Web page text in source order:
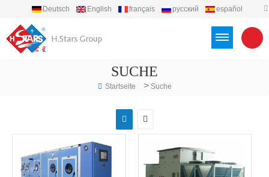
Deutsch English français русский
español
SUCHE
Startseite > Suche